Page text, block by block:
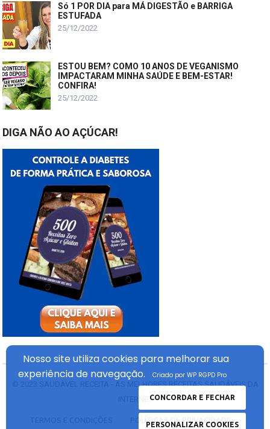
Só 1 POR DIA para MÁ DIGESTÃO e BARRIGA
ESTUFADA
25/12/2022
ESTOU BEM? COMO 10 ANOS DE VEGANISMO
IMPACTARAM MINHA SAÚDE E BEM-ESTAR!
CONFIRA!
25/12/2022
DIGA NÃO AO AÇÚCAR!
SAUDÁVEL RECEITA - AS MELHORES RECEITAS SAUDÁVEIS DA
INTERNET
Nosso site utiliza cookies para melhorar sua
experiênciade navegação.
CONCORDAR E FECHAR
PERSONALIZAR COOKIES
Criado por WP RGPD Pro